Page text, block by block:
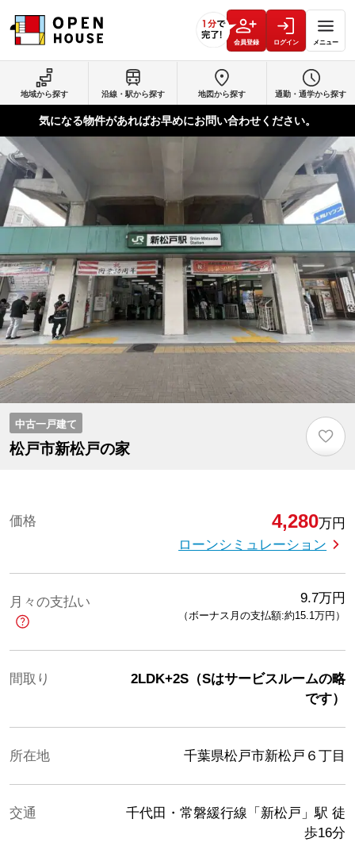
会員登録 ログイン メニュー
地域から探す 沿線・駅から探す 地図から探す 通勤・通学から探す
気になる物件があればお早めにお問い合わせください。
中古一戸建て
松戸市新松戸の家
♡
価格 4,280万円
ローンシミュレーション
月々の支払い 9.7万円
（ボーナス月の支払額:約15.1万円 ）
間取り
2LDK+2S（Sはサービスルームの略
です）
所在地 千葉県松戸市新松戸６丁目
交通 千代田・常磐緩行線「新松戸」駅 徒
歩16分